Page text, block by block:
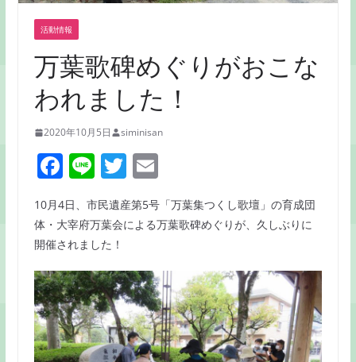
活動情報
万葉歌碑めぐりがおこな
われました！
2020年10月5日 siminisan
F
a
c
e
b
o
o
k
Li
n
e
T
w
itt
er
E
m
ai
l
10月4日、市民遺産第5号「万葉集つくし歌壇」の育成団
体・大宰府万葉会による万葉歌碑めぐりが、久しぶりに
開催されました！